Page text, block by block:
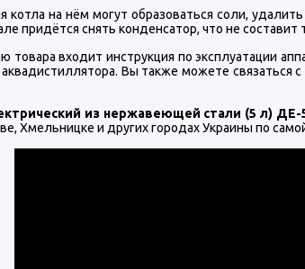
котла на нём могут образоваться соли,
придётся снять конденсатор, что не составит
товара входит инструкция по эксплуатации
аквадистиллятора. Вы также можете
из нержавеющей стали (5 л) ДЕ-
Хмельницке и других городах Украины по